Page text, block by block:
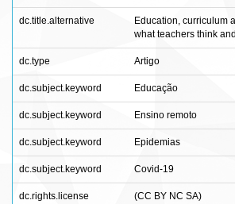
dc.title.alternative
Education, curriculum
what teachers think
dc.type Artigo
dc.subject.keyword Educação
dc.subject.keyword Ensino remoto
dc.subject.keyword Epidemias
dc.subject.keyword Covid-19
dc.rights.license (CC BY NC SA)